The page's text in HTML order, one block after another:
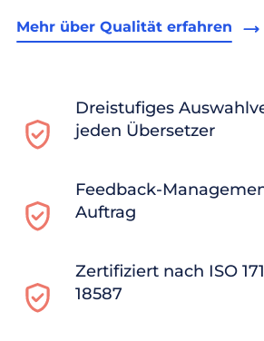
Mehr über Qualität erfahren
Dreistufiges
jeden Übersetzer
Feedback-
Auftrag
Zertifiziert nach ISO
18587